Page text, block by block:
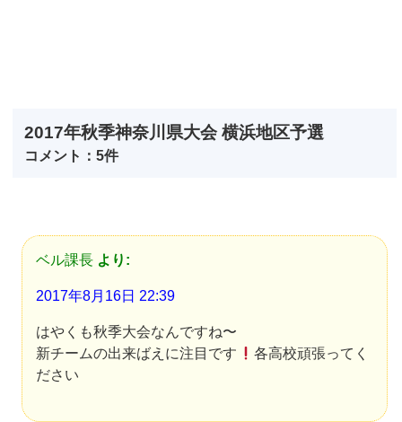
2017年秋季神奈川県大会 横浜地区予選
コメント：5件
ベル課長 より:
2017年8月16日 22:39
はやくも秋季大会なんですね〜
新チームの出来ばえに注目です
各高校頑張ってく
ださい